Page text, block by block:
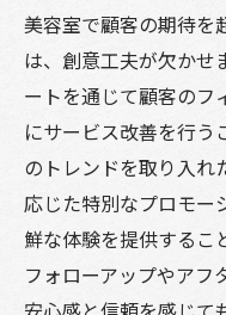
美容室でのプロ
す安心感
第一印象を
顧客との信
コミュニケ
る影響
プロフェッ
柔軟な対応で
美容室で顧客の期待を
は、創意工夫が欠かせ
ートを通じて顧客のフ
にサービス改善を行う
のトレンドを取り入れ
応じた特別なプロモー
鮮な体験を提供するこ
フォローアップやアフ